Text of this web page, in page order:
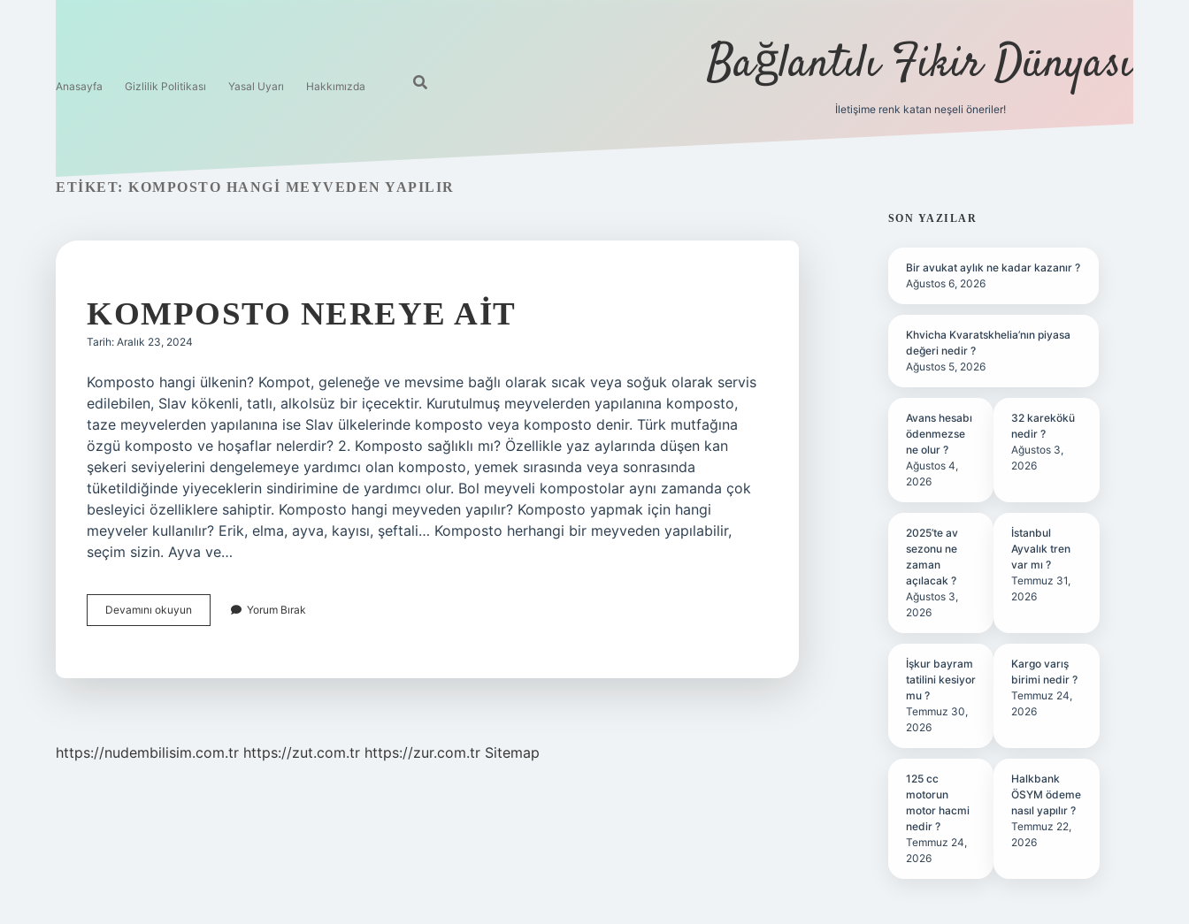
Anasayfa Gizlilik Politikası Yasal Uyarı Hakkımızda Bağlantılı Fikir Dünyası
İletişime renk katan neşeli öneriler!
ETIKET: KOMPOSTO HANGI MEYVEDEN YAPILIR
KOMPOSTO NEREYE AIT
Tarih: Aralık 23, 2024
Komposto hangi ülkenin? Kompot, geleneğe ve mevsime bağlı olarak sıcak veya soğuk olarak servis
edilebilen, Slav kökenli, tatlı, alkolsüz bir içecektir. Kurutulmuş meyvelerden yapılanına komposto,
taze meyvelerden yapılanına ise Slav ülkelerinde komposto veya komposto denir. Türk mutfağına
özgü komposto ve hoşaflar nelerdir? 2. Komposto sağlıklı mı? Özellikle yaz aylarında düşen kan
şekeri seviyelerini dengelemeye yardımcı olan komposto, yemek sırasında veya sonrasında
tüketildiğinde yiyeceklerin sindirimine de yardımcı olur. Bol meyveli kompostolar aynı zamanda çok
besleyici özelliklere sahiptir. Komposto hangi meyveden yapılır? Komposto yapmak için hangi
meyveler kullanılır? Erik, elma, ayva, kayısı, şeftali… Komposto herhangi bir meyveden yapılabilir,
seçim sizin. Ayva ve…
Devamını okuyun Komposto
Nereye
Yorum Bırak
https://nudembilisim.com.tr https://zut.com.tr https://zur.com.tr Sitemap
SIDEBAR
SON YAZILAR
Bir avukat aylık ne kadar kazanır ?
Ağustos 6, 2026
Khvicha Kvaratskhelia’nın piyasa
değeri nedir ?
Ağustos 5, 2026
Avans hesabı
ödenmezse
ne olur ?
Ağustos 4,
2026
32 karekökü
nedir ?
Ağustos 3,
2026
2025’te av
sezonu ne
zaman
açılacak ?
Ağustos 3,
2026
İstanbul
Ayvalık tren
var mı ?
Temmuz 31,
2026
İşkur bayram
tatilini kesiyor
mu ?
Temmuz 30,
2026
Kargo varış
birimi nedir ?
Temmuz 24,
2026
125 cc
motorun
motor hacmi
nedir ?
Temmuz 24,
2026
Halkbank
ÖSYM ödeme
nasıl yapılır ?
Temmuz 22,
2026